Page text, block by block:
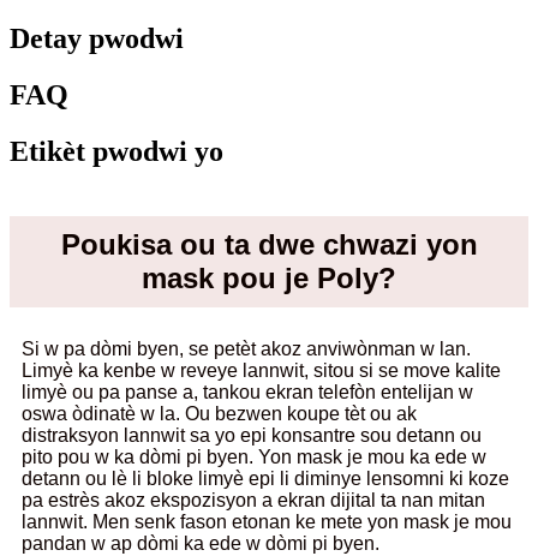
Detay pwodwi
FAQ
Etikèt pwodwi yo
Poukisa ou ta dwe chwazi yon
mask pou je Poly?
Si w pa dòmi byen, se petèt akoz anviwònman w lan.
Limyè ka kenbe w reveye lannwit, sitou si se move kalite
limyè ou pa panse a, tankou ekran telefòn entelijan w
oswa òdinatè w la. Ou bezwen koupe tèt ou ak
distraksyon lannwit sa yo epi konsantre sou detann ou
pito pou w ka dòmi pi byen. Yon mask je mou ka ede w
detann ou lè li bloke limyè epi li diminye lensomni ki koze
pa estrès akoz ekspozisyon a ekran dijital ta nan mitan
lannwit. Men senk fason etonan ke mete yon mask je mou
pandan w ap dòmi ka ede w dòmi pi byen.